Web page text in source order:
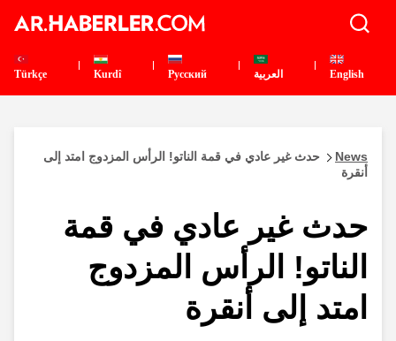
English العربية Pусский
Kurdî
Türkçe
News
حدث غير عادي في قمة الناتو! الرأس المزدوج امتد إلى
أنقرة
حدث غير عادي في قمة
الناتو! الرأس المزدوج
امتد إلى أنقرة